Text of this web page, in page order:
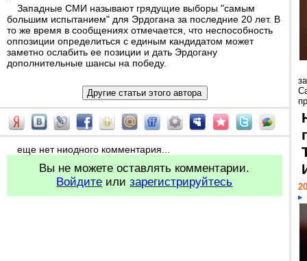
Западные СМИ называют грядущие выборы "самым
большим испытанием" для Эрдогана за последние 20 лет. В
то же время в сообщениях отмечается, что неспособность
оппозиции определиться с единым кандидатом может
заметно ослабить ее позиции и дать Эрдогану
дополнительные шансы на победу.
еще нет ниодного комментария...
Вы не можете оставлять комментарии.
Войдите илизарегистрируйтесь